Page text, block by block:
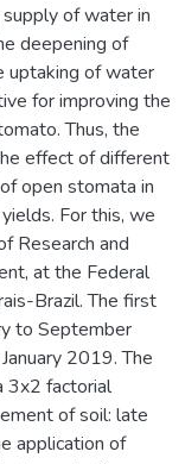
of water in
deepening of
uptaking of water
for improving the
Thus, the
effect of different
open stomata in
For this, we
Research and
at the Federal
Brazil. The first
to September
2019. The
3x2 factorial
of soil: late
application of